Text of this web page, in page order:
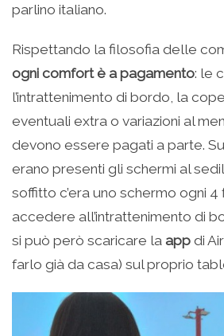
parlino italiano.
Rispettando la filosofia delle
ogni comfort è a pagamento: le
l’intrattenimento di bordo, la
eventuali extra o variazioni al
devono essere pagati a parte.
erano presenti gli schermi al
soffitto c’era uno schermo ogni
accedere all’intrattenimento di
si può però scaricare la app di
farlo già da casa) sul proprio